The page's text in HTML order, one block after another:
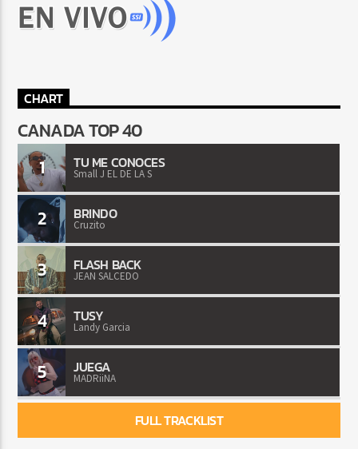
CHART
CANADA TOP 40
1 TU ME CONOCES
Small J EL DE LA S
2 BRINDO
Cruzito
3 FLASH BACK
JEAN SALCEDO
4 TUSY
Landy Garcia
5 JUEGA
MADRiiNA
FULL TRACKLIST